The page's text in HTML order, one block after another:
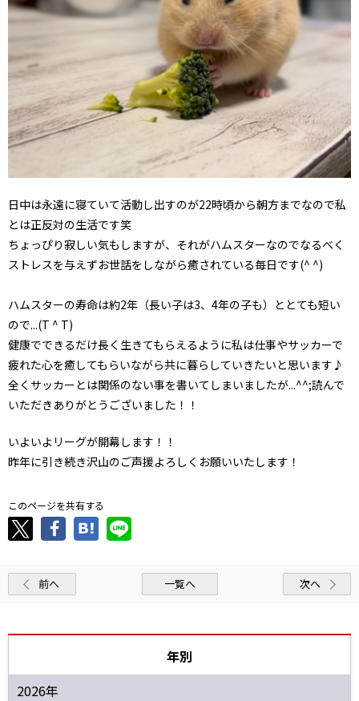
日中は永遠に寝ていて活動し出すのが22時頃から朝方までなので私
とは正反対の生活です笑
ちょっぴり寂しい気もしますが、それがハムスターなのでなるべく
ストレスを与えずお世話をしながら癒されている毎日です(^ ^)
ハムスターの寿命は約2年（長い子は3、4年の子も）ととても短い
ので...(T ^ T)
健康でできるだけ長く生きてもらえるように私は仕事やサッカーで
疲れた心を癒してもらいながら共に暮らしていきたいと思います♪
全くサッカーとは関係のない事を書いてしまいましたが...^^;読んで
いただきありがとうございました！！
いよいよリーグが開幕します！！
昨年に引き続き沢山のご声援よろしくお願いいたします！
このページを共有する
前へ 一覧へ 次へ
年別
2026年